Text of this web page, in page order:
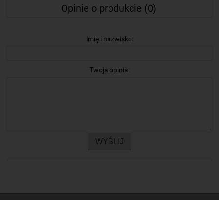
Opinie o produkcie (0)
Imię i nazwisko:
Twoja opinia:
WYŚLIJ